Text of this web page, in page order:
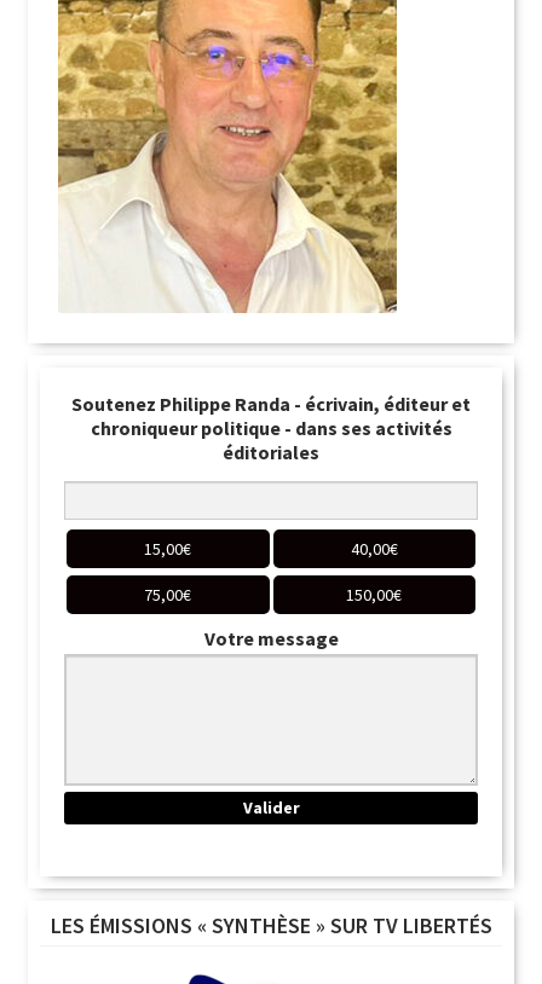
Soutenez Philippe Randa - écrivain, éditeur et
chroniqueur politique - dans ses activités
éditoriales
15,00€ 40,00€
75,00€ 150,00€
Votre message
LES ÉMISSIONS « SYNTHÈSE » SUR TV LIBERTÉS